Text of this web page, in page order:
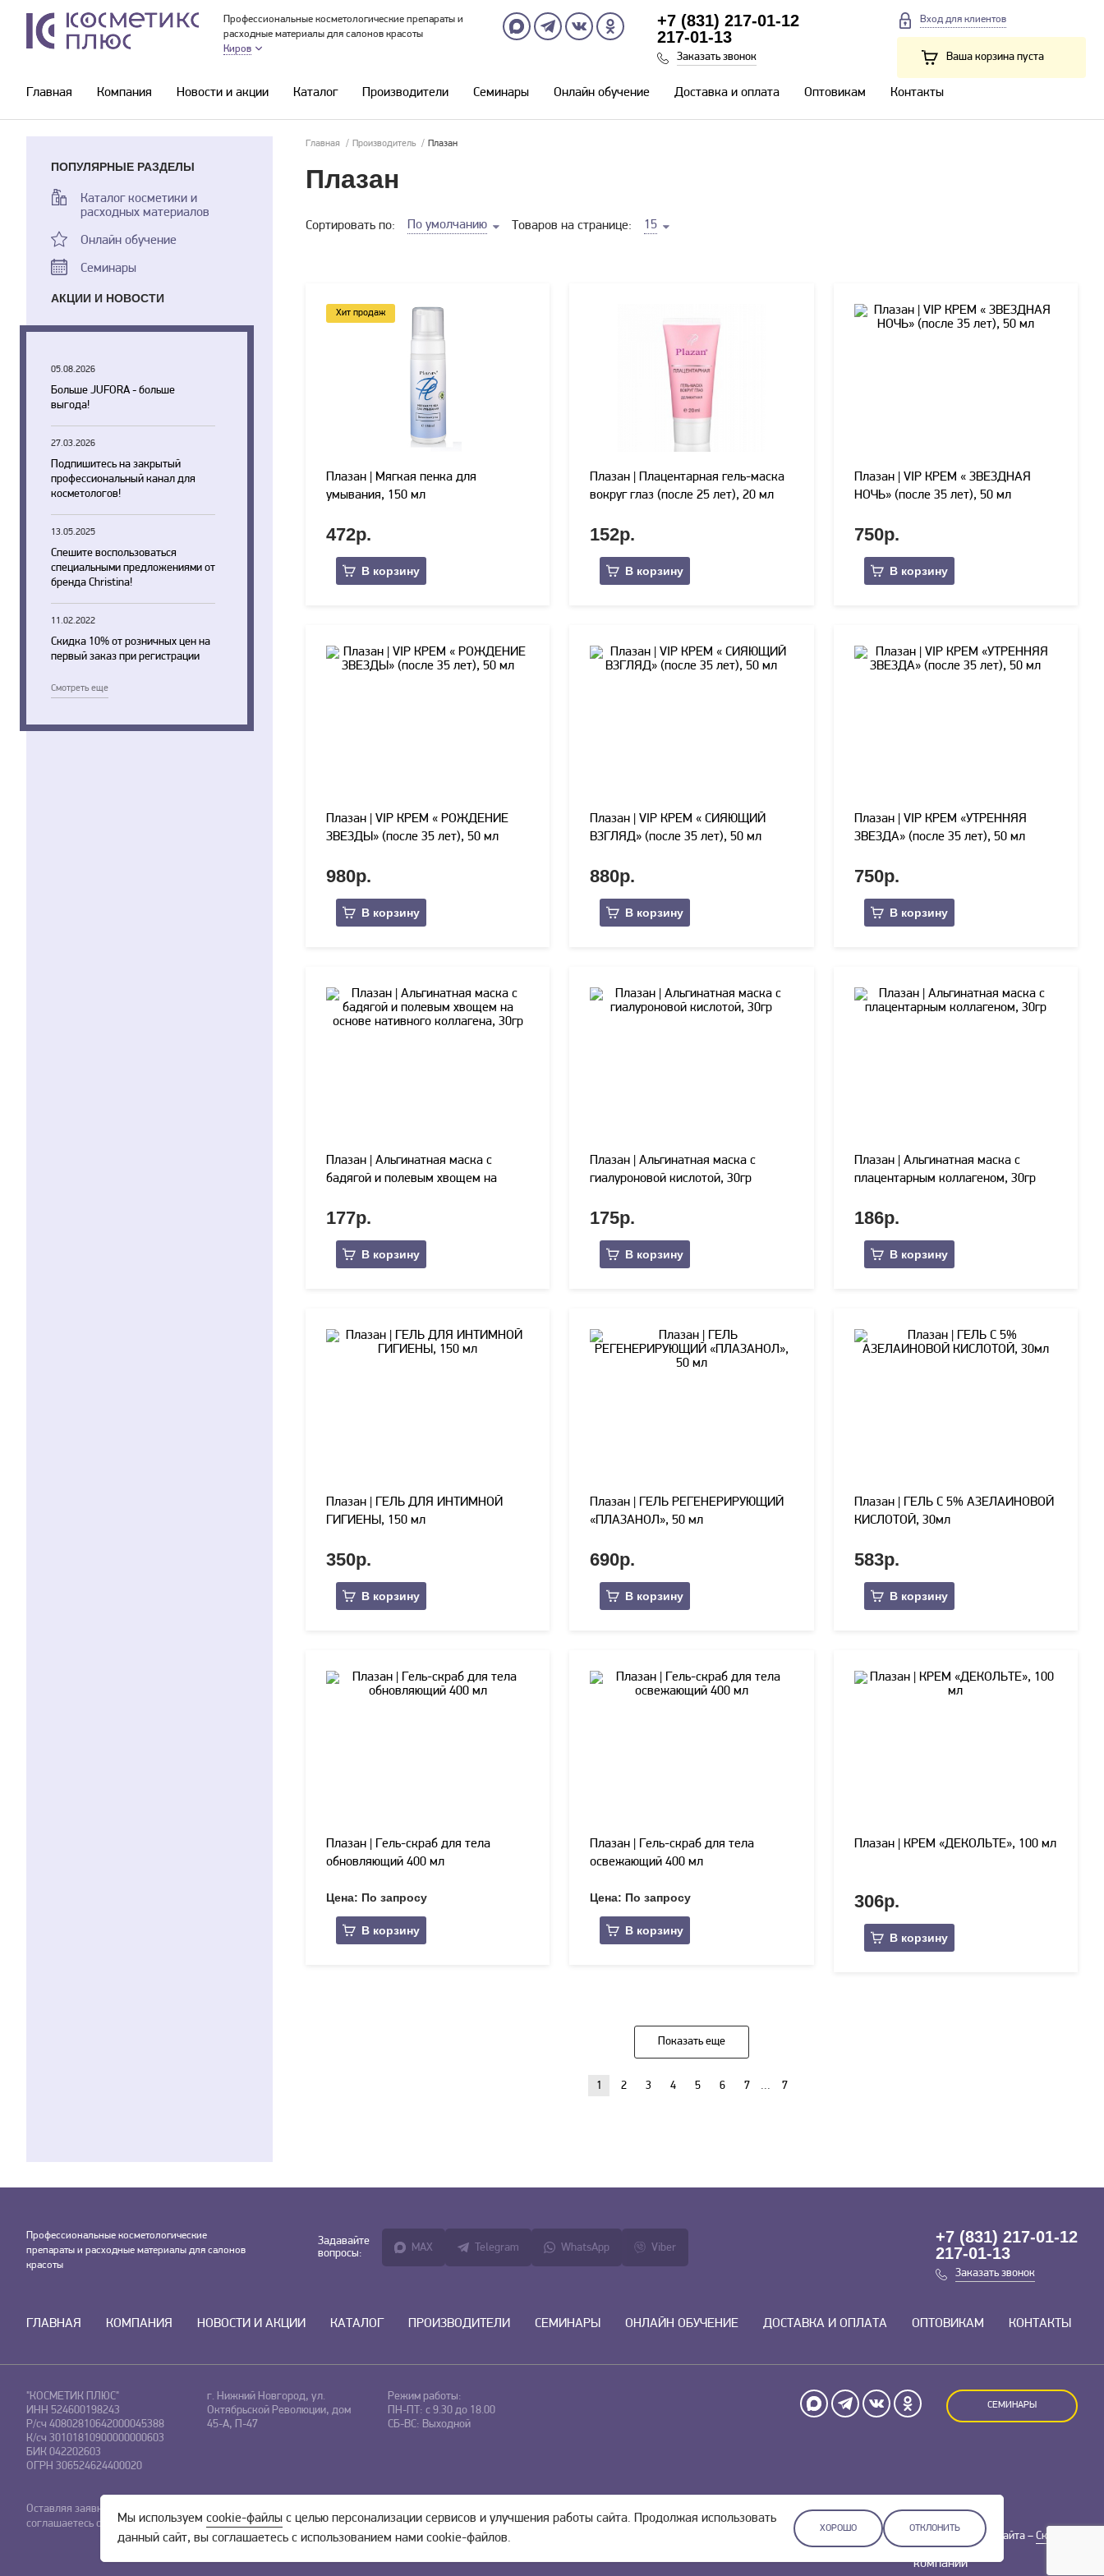
Профессиональные косметологические препараты и
расходные материалы для салонов красоты
Киров
+7 (831) 217-01-12
217-01-13
Заказать звонок
Вход для клиентов
Ваша корзина пуста
Главная Компания Новости и акции Каталог Производители Семинары Онлайн обучение Доставка и оплата Оптовикам Контакты
Главная / Производитель / Плазан
Плазан
Сортировать по: По умолчанию Товаров на странице: 15
Хит продаж
Плазан | Мягкая пенка для
умывания, 150 мл
472р.
В корзину
Плазан | Плацентарная гель-маска
вокруг глаз (после 25 лет), 20 мл
152р.
В корзину
Плазан | VIP КРЕМ « ЗВЕЗДНАЯ
НОЧЬ» (после 35 лет), 50 мл
750р.
В корзину
Плазан | VIP КРЕМ « РОЖДЕНИЕ
ЗВЕЗДЫ» (после 35 лет), 50 мл
980р.
В корзину
Плазан | VIP КРЕМ « СИЯЮЩИЙ
ВЗГЛЯД» (после 35 лет), 50 мл
880р.
В корзину
Плазан | VIP КРЕМ «УТРЕННЯЯ
ЗВЕЗДА» (после 35 лет), 50 мл
750р.
В корзину
Плазан | Альгинатная маска с
бадягой и полевым хвощем на
177р.
В корзину
Плазан | Альгинатная маска с
гиалуроновой кислотой, 30гр
175р.
В корзину
Плазан | Альгинатная маска с
плацентарным коллагеном, 30гр
186р.
В корзину
Плазан | ГЕЛЬ ДЛЯ ИНТИМНОЙ
ГИГИЕНЫ, 150 мл
350р.
В корзину
Плазан | ГЕЛЬ РЕГЕНЕРИРУЮЩИЙ
«ПЛАЗАНОЛ», 50 мл
690р.
В корзину
Плазан | ГЕЛЬ С 5% АЗЕЛАИНОВОЙ
КИСЛОТОЙ, 30мл
583р.
В корзину
Плазан | Гель-скраб для тела
обновляющий 400 мл
Цена: По запросу
В корзину
Плазан | Гель-скраб для тела
освежающий 400 мл
Цена: По запросу
В корзину
Плазан | КРЕМ «ДЕКОЛЬТЕ», 100 мл
306р.
В корзину
Показать еще
1 2 3 4 5 6 7 ... 7
ПОПУЛЯРНЫЕ РАЗДЕЛЫ
Каталог косметики и
расходных материалов
Онлайн обучение
Семинары
АКЦИИ И НОВОСТИ
05.08.2026
Больше JUFORA - больше
выгода!
27.03.2026
Подпишитесь на закрытый
профессиональный канал для
косметологов!
13.05.2025
Спешите воспользоваться
специальными предложениями от
бренда Christina!
11.02.2022
Скидка 10% от розничных цен на
первый заказ при регистрации
Смотреть еще
Профессиональные косметологические
препараты и расходные материалы для салонов
красоты
Задавайте
вопросы:
MAX Telegram WhatsApp Viber
+7 (831) 217-01-12
217-01-13
Заказать звонок
ГЛАВНАЯ КОМПАНИЯ НОВОСТИ И АКЦИИ КАТАЛОГ ПРОИЗВОДИТЕЛИ СЕМИНАРЫ ОНЛАЙН ОБУЧЕНИЕ ДОСТАВКА И ОПЛАТА ОПТОВИКАМ КОНТАКТЫ
"КОСМЕТИК ПЛЮС"
ИНН 524600198243
Р/сч 40802810642000045388
К/сч 30101810900000000603
БИК 042202603
ОГРН 306524624400020
г. Нижний Новгород, ул.
Октябрьской Революции, дом
45-А, П-47
Режим работы:
ПН-ПТ: с 9.30 до 18.00
СБ-ВС: Выходной
СЕМИНАРЫ
Оставляя заявку на сайте, Вы даете свое согласие на обработку
соглашаетесь c
политикой конфиденциальности.
Разработка сайта – Скадиум
Мы используем cookie-файлы с целью персонализации сервисов и улучшения работы сайта. Продолжая использовать
данный сайт, вы соглашаетесь с использованием нами cookie-файлов.
ХОРОШО ОТКЛОНИТЬ